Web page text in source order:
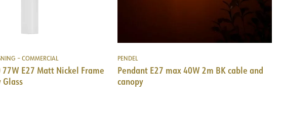
– COMMERCIAL
77W E27 Matt Nickel Frame
PENDEL
Pendant E27 max 40W 2m BK cable and
canopy